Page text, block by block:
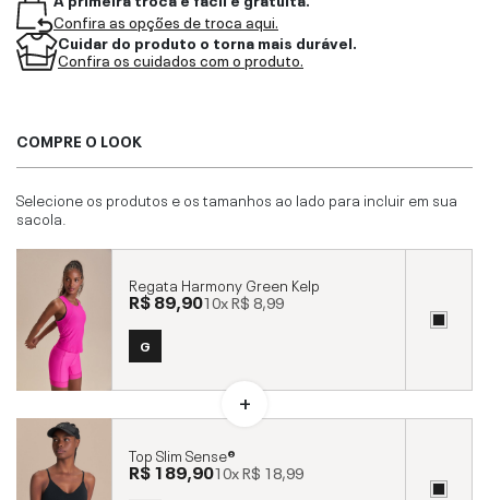
Confira as opções de troca aqui.
Cuidar do produto o torna mais durável.
Confira os cuidados com o produto.
COMPRE O LOOK
Selecione os produtos e os tamanhos ao lado para incluir em sua
sacola.
Regata Harmony Green Kelp
R$ 89,9010xR$ 8,99
G
Top Slim Sense®
R$ 189,9010xR$ 18,99